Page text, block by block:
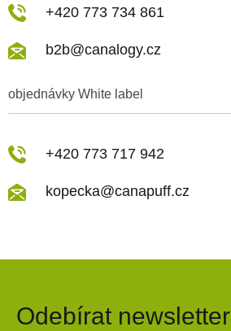
objednávky White label
+420 773 734 861
b2b@canalogy.cz
+420 773 717 942
kopecka@canapuff.cz
Odebírat newsletter